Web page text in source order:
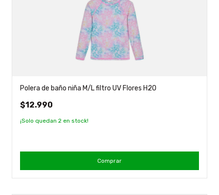
Polera de baño niña M/L filtro UV Flores H2O
$12.990
¡Solo quedan 2 en stock!
Comprar